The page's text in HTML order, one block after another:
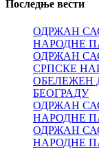
Последње вести
ОДРЖАН
НАРОДНЕ
ОДРЖАН
СРПСКЕ
ОБЕЛЕЖЕН
БЕОГРАДУ
ОДРЖАН
НАРОДНЕ
ОДРЖАН
НАРОДНЕ